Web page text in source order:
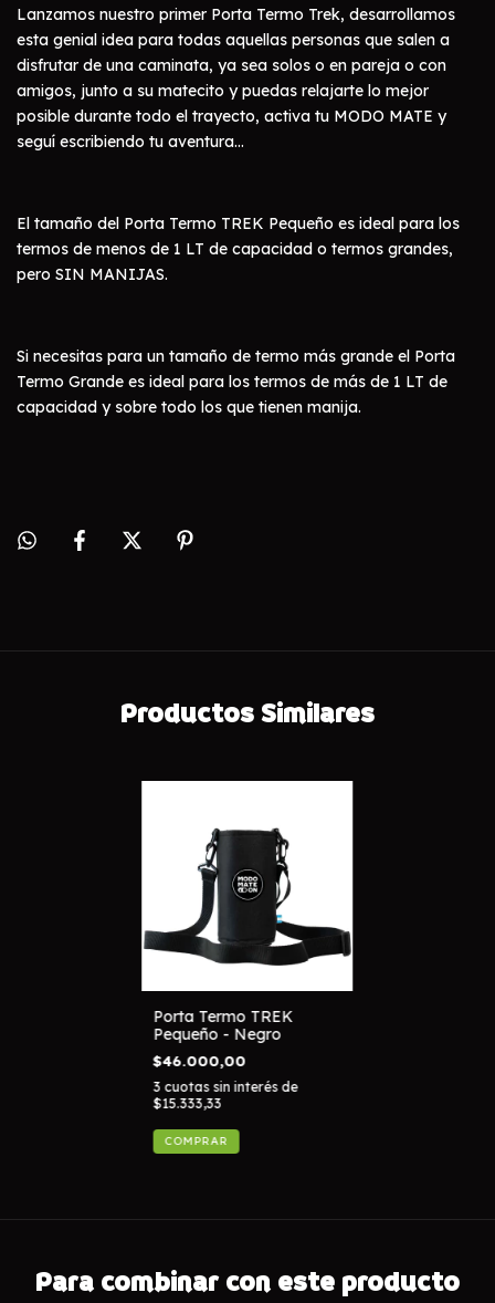
Lanzamos nuestro primer Porta Termo Trek, desarrollamos
esta genial idea para todas aquellas personas que salen a
disfrutar de una caminata, ya sea solos o en pareja o con
amigos, junto a su matecito y puedas relajarte lo mejor
posible durante todo el trayecto, activa tu MODO MATE y
seguí escribiendo tu aventura…
El tamaño del Porta Termo TREK Pequeño es ideal para los
termos de menos de 1 LT de capacidad o termos grandes,
pero SIN MANIJAS.
Si necesitas para un tamaño de termo más grande el Porta
Termo Grande es ideal para los termos de más de 1 LT de
capacidad y sobre todo los que tienen manija.
Productos Similares
Porta Termo TREK
Pequeño - Negro
$46.000,00
3 cuotas sin interés de
$15.333,33
Para combinar con este producto